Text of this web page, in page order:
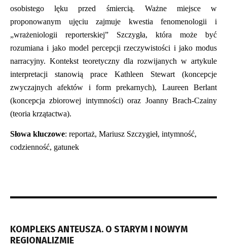
osobistego lęku przed śmiercią. Ważne miejsce w
proponowanym ujęciu zajmuje kwestia fenomenologii i
„wrażeniologii reporterskiej” Szczygła, która może być
rozumiana i jako model percepcji rzeczywistości i jako modus
narracyjny. Kontekst teoretyczny dla rozwijanych w artykule
interpretacji stanowią prace Kathleen Stewart (koncepcje
zwyczajnych afektów i form prekarnych), Laureen Berlant
(koncepcja zbiorowej intymności) oraz Joanny Brach-Czainy
(teoria krzątactwa).
Słowa kluczowe: reportaż, Mariusz Szczygieł, intymność,
codzienność, gatunek
KOMPLEKS ANTEUSZA. O STARYM I NOWYM
REGIONALIZMIE